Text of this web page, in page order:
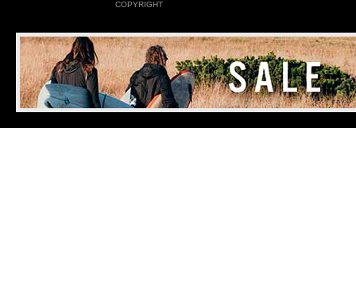
COPYRIGHT